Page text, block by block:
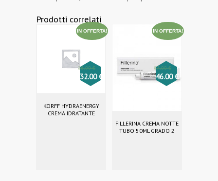
Prodotti correlati
IN OFFERTA!
KORFF HYDRAENERGY
CREMA IDRATANTE
36.00€
32.00€
IN OFFERTA!
FILLERINA CREMA NOTTE
TUBO 50ML GRADO 2
67.00€
46.00€